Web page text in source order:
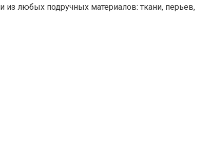
из любых подручных материалов: ткани, перьев,